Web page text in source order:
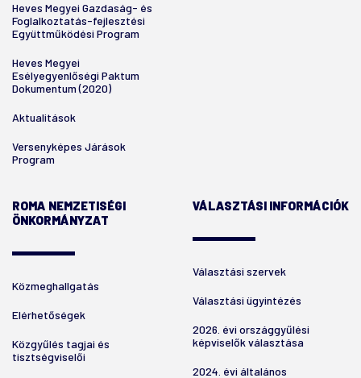
Heves Megyei Gazdaság- és
Foglalkoztatás-fejlesztési
Együttműködési Program
Heves Megyei
Esélyegyenlőségi Paktum
Dokumentum (2020)
Aktualitások
Versenyképes Járások
Program
ROMA NEMZETISÉGI
ÖNKORMÁNYZAT
Közmeghallgatás
Elérhetőségek
Közgyűlés tagjai és
tisztségviselői
VÁLASZTÁSI INFORMÁCIÓK
Választási szervek
Választási ügyintézés
2026. évi országgyűlési
képviselők választása
2024. évi általános